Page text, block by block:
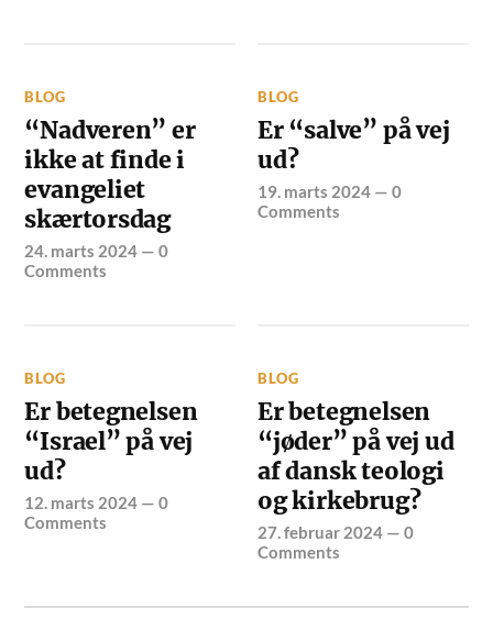
BLOG
“Nadveren” er
ikke at finde i
evangeliet
skærtorsdag
24. marts 2024 —0
Comments
BLOG
Er “salve” på vej
ud?
19. marts 2024 —0
Comments
BLOG
Er betegnelsen
“Israel” på vej
ud?
12. marts 2024 —0
Comments
BLOG
Er betegnelsen
“jøder” på vej ud
af dansk teologi
og kirkebrug?
27. februar 2024 —0
Comments